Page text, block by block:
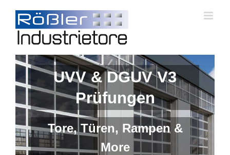
content
UVV & DGUV V3
Prüfungen
Tore, Türen, Rampen &
More